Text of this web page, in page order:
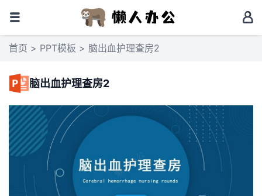
首页 > PPT模板 > 脑出血护理查房2
脑出血护理查房2